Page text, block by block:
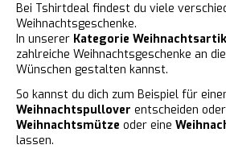
Bei Tshirtdeal findest du viele
Weihnachtsgeschenke.
In unserer Kategorie
zahlreiche Weihnachtsgeschenke an
Wünschen gestalten kannst.
So kannst du dich zum Beispiel für
Weihnachtspullover entscheiden
Weihnachtsmütze oder eine
lassen.